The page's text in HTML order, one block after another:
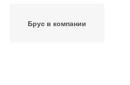
Брус в компании